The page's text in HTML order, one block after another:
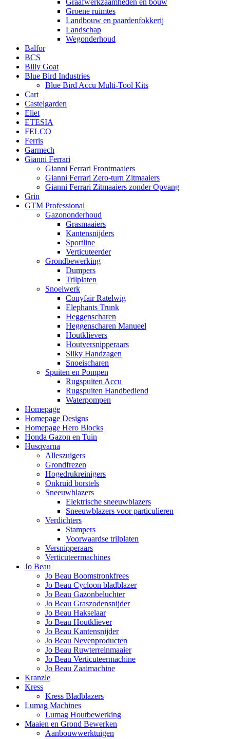
Groene ruimtes
Landbouw en paardenfokkerij
Landschap
Wegonderhoud
Balfor
BCS
Billy Goat
Blue Bird Industries
Blue Bird Accu Multi-Tool Kits
Cart
Castelgarden
Eliet
ETESIA
FELCO
Ferris
Garmech
Gianni Ferrari
Gianni Ferrari Frontmaaiers
Gianni Ferrari Zero-turn Zitmaaiers
Gianni Ferrari Zitmaaiers zonder Opvang
Grin
GTM Professional
Gazononderhoud
Grasmaaiers
Kantensnijders
Sportline
Verticuteerder
Grondbewerking
Dumpers
Trilplaten
Snoeiwerk
Conyfair Ratelwig
Elephants Trunk
Heggenscharen
Heggenscharen Manueel
Houtklievers
Houtversnipperaars
Silky Handzagen
Snoeischaren
Spuiten en Pompen
Rugspuiten Accu
Rugspuiten Handbediend
Waterpompen
Homepage
Homepage Designs
Homepage Hero Blocks
Honda Gazon en Tuin
Husqvarna
Alleszuigers
Grondfrezen
Hogedrukreinigers
Onkruid borstels
Sneeuwblazers
Elektrische sneeuwblazers
Sneeuwblazers voor particulieren
Verdichters
Stampers
Voorwaardse trilplaten
Versnipperaars
Verticuteermachines
Jo Beau
Jo Beau Boomstronkfrees
Jo Beau Cycloon bladblazer
Jo Beau Gazonbeluchter
Jo Beau Graszodensnijder
Jo Beau Hakselaar
Jo Beau Houtkliever
Jo Beau Kantensnijder
Jo Beau Nevenproducten
Jo Beau Ruwterreinmaaier
Jo Beau Verticuteermachine
Jo Beau Zaaimachine
Kranzle
Kress
Kress Bladblazers
Lumag Machines
Lumag Houtbewerking
Maaien en Grond Bewerken
Aanbouwwerktuigen